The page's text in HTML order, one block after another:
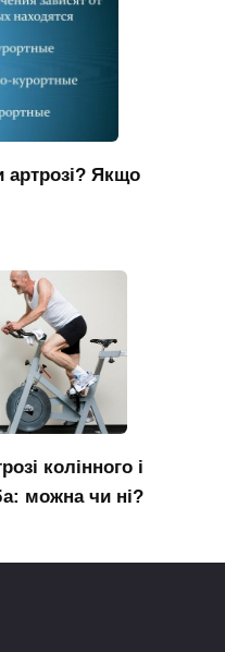
артрозі? Якщо
колінного і
можна чи ні?